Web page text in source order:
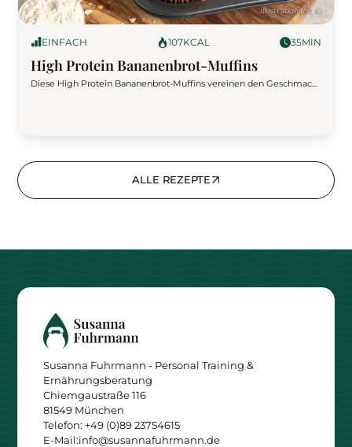
EINFACH 107KCAL 35MIN
High Protein Bananenbrot-Muffins
Diese High Protein Bananenbrot-Muffins vereinen den Geschmack
ALLE REZEPTE
Susanna Fuhrmann - Personal Training &
Ernährungsberatung
Chiemgaustraße 116
81549 München
Telefon: +49 (0)89 23754615
E-Mail:info@susannafuhrmann.de